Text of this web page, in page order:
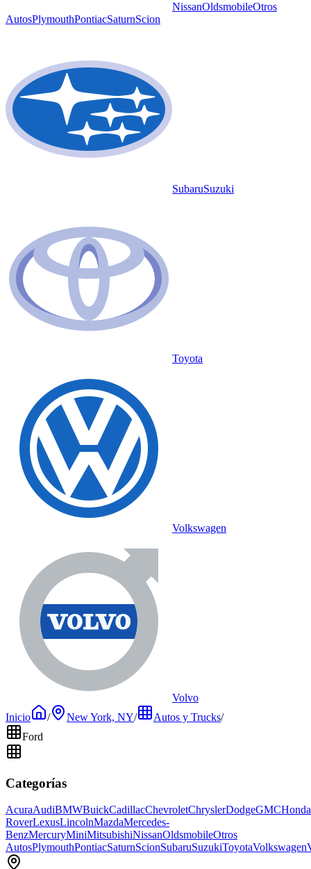
NissanOldsmobileOtros
AutosPlymouthPontiacSaturnScion
SubaruSuzuki
Toyota
Volkswagen
Volvo
Inicio
/ New York, NY/ Autos y Trucks/
Ford
Categorías
AcuraAudiBMWBuickCadillacChevroletChryslerDodgeGMCHonda
RoverLexusLincolnMazdaMercedes-
BenzMercuryMiniMitsubishiNissanOldsmobileOtros
AutosPlymouthPontiacSaturnScionSubaruSuzukiToyotaVolkswagen